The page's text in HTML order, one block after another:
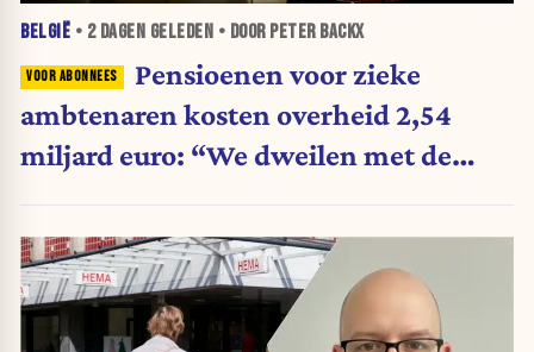
BELGIË • 2 DAGEN GELEDEN • DOOR PETER BACKX
Pensioenen voor zieke
ambtenaren kosten overheid 2,54
miljard euro: “We dweilen met de